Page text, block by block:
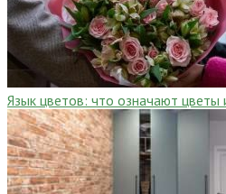
Язык цветов: что означают цветы